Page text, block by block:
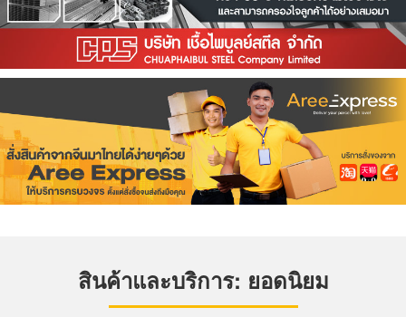
สินค้าและบริการ: ยอดนิยม